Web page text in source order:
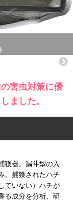
害虫対策に優
ました。
獲器。漏斗型の入
。捕獲されたハチ
ていない）ハチが
る成分を分析、研